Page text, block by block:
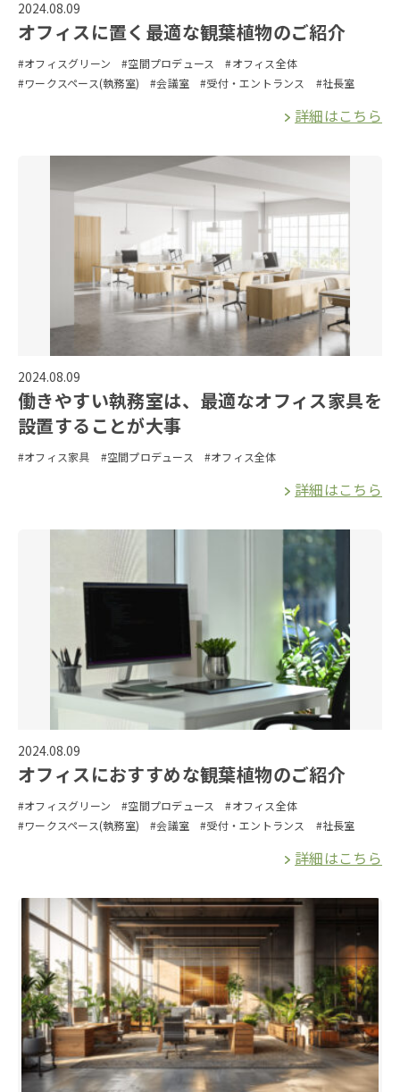
2024.08.09
オフィスに置く最適な観葉植物のご紹介
#オフィスグリーン #空間プロデュース
#オフィス全体
#ワークスペース(執務室)
#会議室 #受付・エントランス #社長室
詳細はこちら
2024.08.09
働きやすい執務室は、最適なオフィス家具を
設置することが大事
#オフィス家具 #空間プロデュース #オフィス全体
詳細はこちら
2024.08.09
オフィスにおすすめな観葉植物のご紹介
#オフィスグリーン #空間プロデュース
#オフィス全体
#ワークスペース(執務室)
#会議室 #受付・エントランス #社長室
詳細はこちら